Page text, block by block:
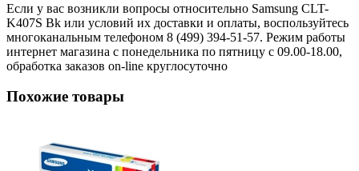
Если у вас возникли вопросы относительно Samsung CLT-
K407S Bk или условий их доставки и оплаты, воспользуйтесь
многоканальным телефоном 8 (499) 394-51-57. Режим работы
интернет магазина с понедельника по пятницу с 09.00-18.00,
обработка заказов on-line круглосуточно
Похожие товары